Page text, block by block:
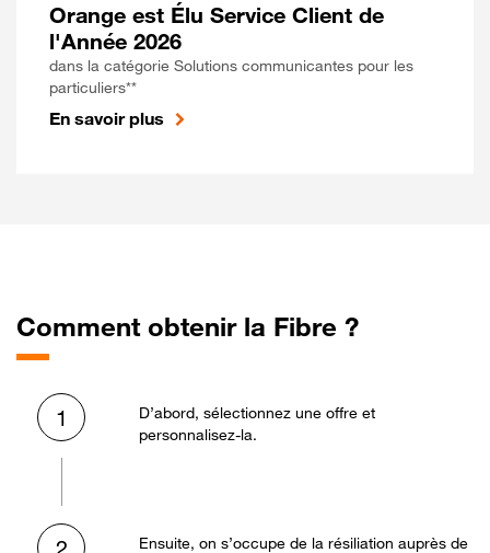
Orange est Élu Service Client de
l'Année 2026
dans la catégorie Solutions communicantes pour les
particuliers**
En savoir plus
Comment obtenir la Fibre ?
1
D’abord, sélectionnez une offre et
personnalisez-la.
Ensuite, on s’occupe de la résiliation auprès de